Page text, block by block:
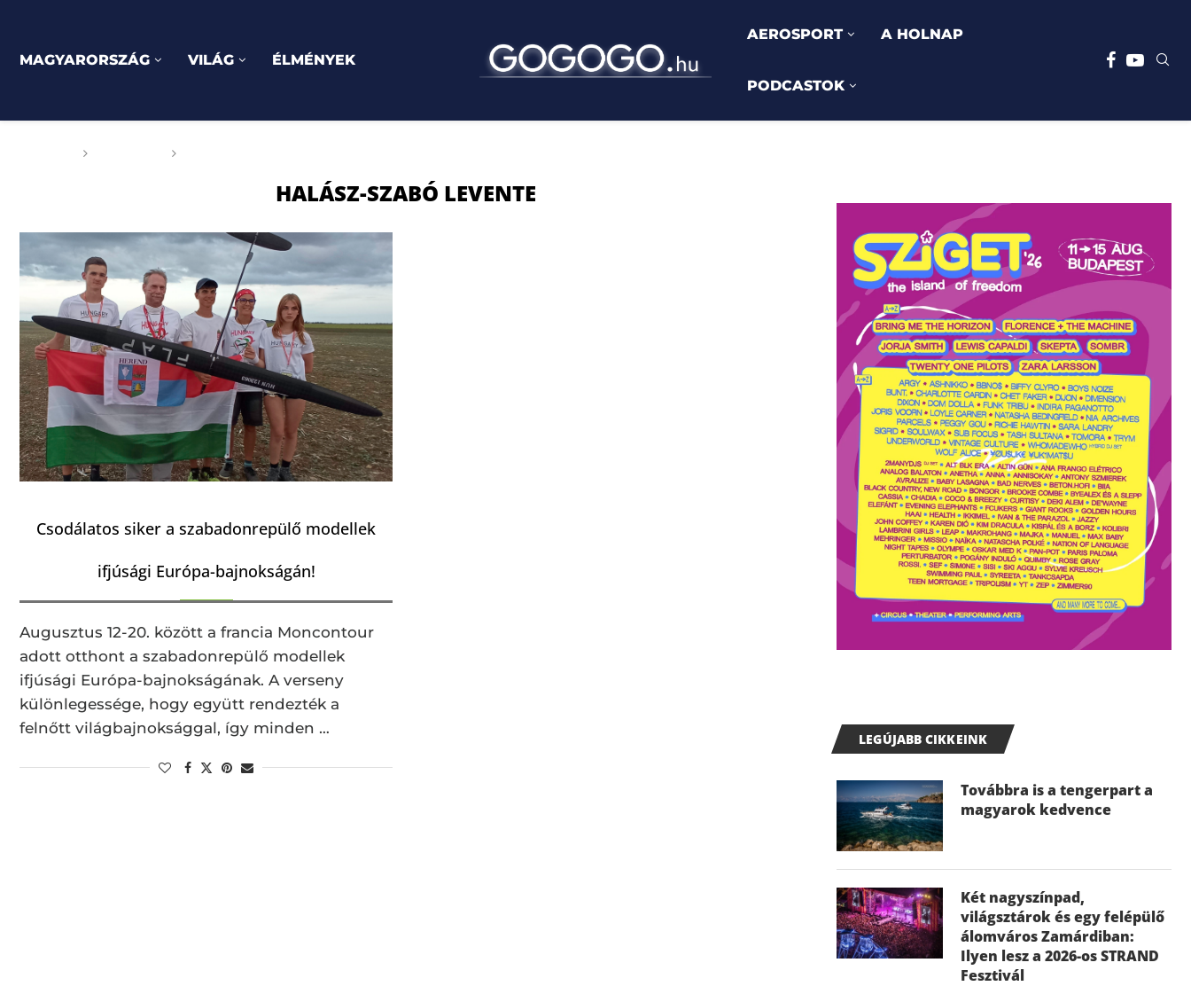
MAGYARORSZÁG VILÁG ÉLMÉNYEK
AEROSPORT A HOLNAP
PODCASTOK
HALÁSZ-SZABÓ LEVENTE
Csodálatos siker a szabadonrepülő modellek
ifjúsági Európa-bajnokságán!
Augusztus 12-20. között a francia Moncontour
adott otthont a szabadonrepülő modellek
ifjúsági Európa-bajnokságának. A verseny
különlegessége, hogy együtt rendezték a
felnőtt világbajnoksággal, így minden …
LEGÚJABB CIKKEINK
Továbbra is a tengerpart a
magyarok kedvence
Két nagyszínpad,
világsztárok és egy felépülő
álomváros Zamárdiban:
Ilyen lesz a 2026-os STRAND
Fesztivál